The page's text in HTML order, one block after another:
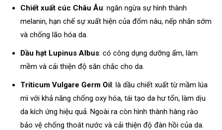
Chiết xuất cúc Châu Âu: ngăn ngừa sự hình thành
melanin, hạn chế sự xuất hiện của đốm nâu, nếp nhăn sớm
và chống lão hóa da.
Dầu hạt Lupinus Albus: có công dụng dưỡng ẩm, làm
mềm và cải thiện độ săn chắc cho da.
Triticum Vulgare Germ Oil: là dầu chiết xuất từ mầm lúa
mì với khả năng chống oxy hóa, tái tạo da hư tổn, làm dịu
da kích ứng hiệu quả. Ngoài ra còn hình thành hàng rào
bảo vệ chống thoát nước và cải thiện độ đàn hồi của da.